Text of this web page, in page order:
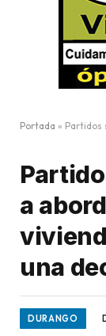
Portada » Partidos se
a
una
DURANGO